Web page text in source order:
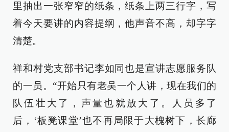
里抽出一张窄窄的纸条，纸条上两三行字，写
着今天要讲的内容提纲，他声音不高，却字字
清楚。
祥和村党支部书记李如同也是宣讲志愿服务队
的一员。“开始只有老吴一个人讲，现在我们的
队伍壮大了，声量也就放大了。人员多了
后，‘板凳课堂’也不再局限于大槐树下，长廊